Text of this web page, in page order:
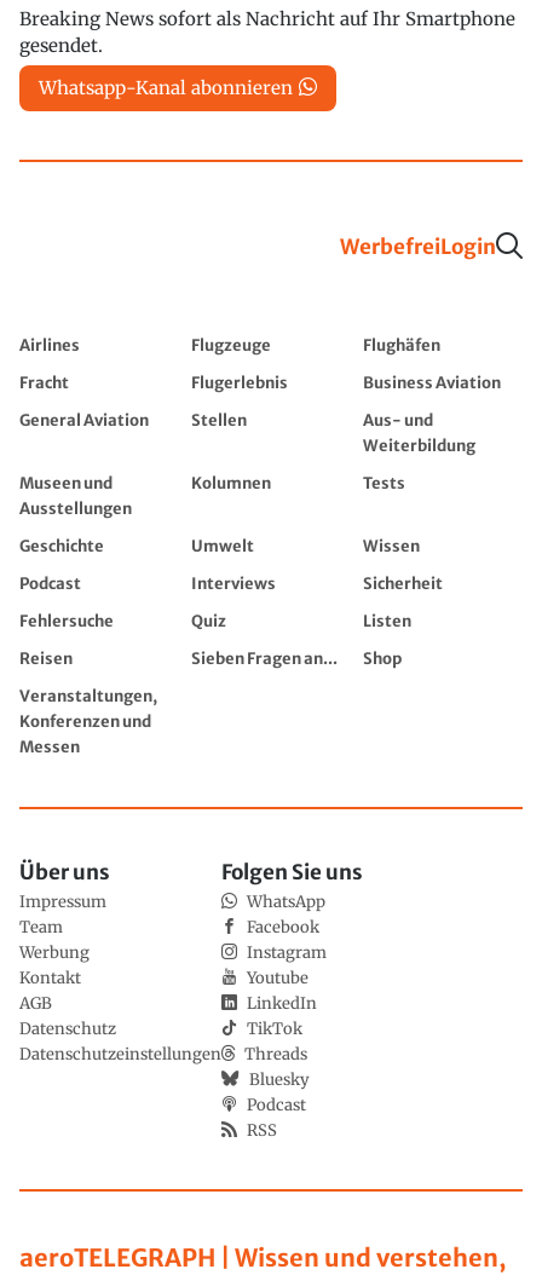
Breaking News sofort als Nachricht auf Ihr Smartphone
gesendet.
Whatsapp-Kanal abonnieren
WerbefreiLogin
Airlines Flugzeuge
Flughäfen
Fracht
Flugerlebnis
Business Aviation
General Aviation
Stellen
Aus- und
Weiterbildung
Museen und
Ausstellungen
Kolumnen Tests
Geschichte Umwelt
Wissen
Podcast
Interviews
Sicherheit
Fehlersuche
Quiz
Listen
Reisen
Sieben Fragen an...
Shop
Veranstaltungen,
Konferenzen und
Messen
aeroTELEGRAPH | Wissen und verstehen,
Über uns
Impressum
Team
Werbung
Kontakt
AGB
Datenschutz
Datenschutzeinstellungen
Folgen Sie uns
WhatsApp
Facebook
Instagram
Youtube
LinkedIn
TikTok
Threads
Bluesky
Podcast
RSS